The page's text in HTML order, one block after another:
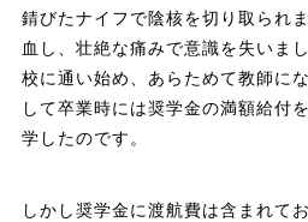
錆びたナイフで陰核を切り取られ
血し、壮絶な痛みで意識を失いま
校に通い始め、あらためて教師に
して卒業時には奨学金の満額給付
学したのです。
しかし奨学金に渡航費は含まれて